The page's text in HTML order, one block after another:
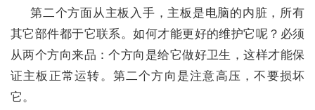
第二个方面从主板入手，主板是电脑的内脏，所有
其它部件都于它联系。如何才能更好的维护它呢？必须
从两个方向来品：个方向是给它做好卫生，这样才能保
证主板正常运转。第二个方向是注意高压，不要损坏
它。